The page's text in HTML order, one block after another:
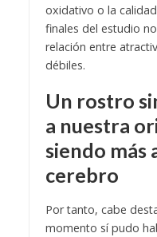
oxidativo o la
finales del estudio
relación entre
débiles.
Un rostro
a nuestra
siendo más
cerebro
Por tanto, cabe
momento sí pudo